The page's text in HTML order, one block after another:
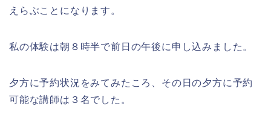
えらぶことになります。
私の体験は朝８時半で前日の午後に申し込みました。
夕方に予約状況をみてみたころ、その日の夕方に予約
可能な講師は３名でした。